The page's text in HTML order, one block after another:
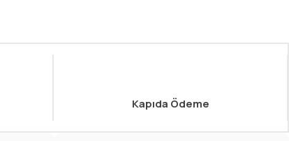
Kapıda Ödeme